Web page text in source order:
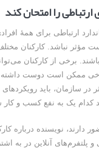
ارتباطی برای همۀ
مؤثر نباشد. کارکنان
برخی از کارکنان
ممکن است دوست داشته
در سازمان، باید رویکردهای
کدام یک به نفع کسب و کار
دارند، نویسنده درباره
پلتفرم‌های آنلاین در به